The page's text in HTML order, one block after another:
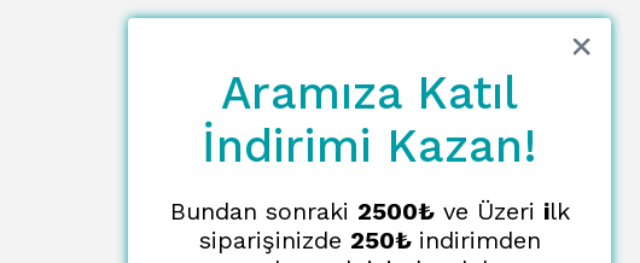
Aramıza Katıl
İndirimi Kazan!
Bundan sonraki 2500₺ve Üzeri ilk
siparişinizde 250₺ indirimden